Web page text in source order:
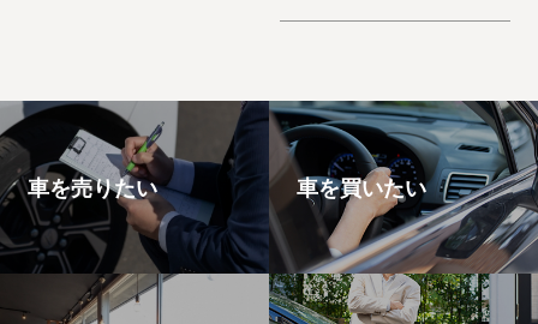
す。★
車を売りたい 車を買いたい